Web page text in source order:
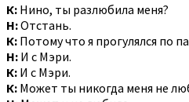
К: Нино, ты разлюбила меня?
Н:Отстань.
К: Потому что я прогулялся по
Н: И с Мэри.
К: И с Мэри.
К: Может ты никогда меня не